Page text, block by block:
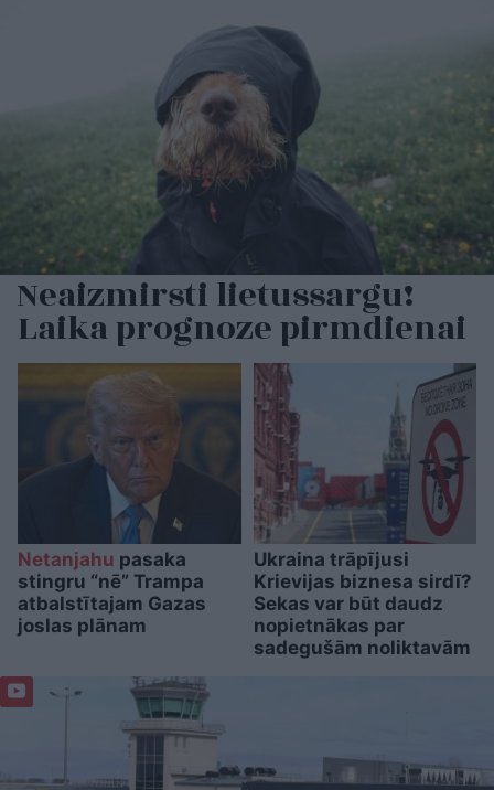
Neaizmirsti lietussargu!
Laika prognoze pirmdienai
Netanjahu pasaka
stingru “nē” Trampa
atbalstītajam Gazas
joslas plānam
Ukraina trāpījusi
Krievijas biznesa sirdī?
Sekas var būt daudz
nopietnākas par
sadegušām noliktavām